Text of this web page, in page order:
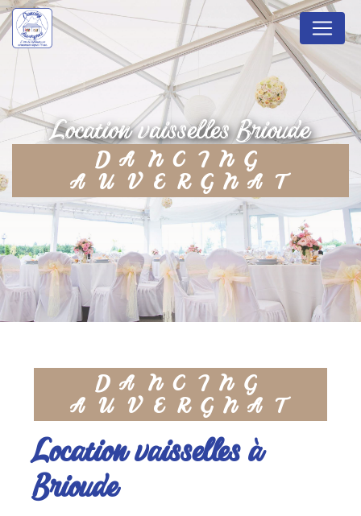
location vaisselles Brioude
DANCING
AUVERGNAT
DANCING
AUVERGNAT
location vaisselles à
Brioude
Panneau de gestion des cookies